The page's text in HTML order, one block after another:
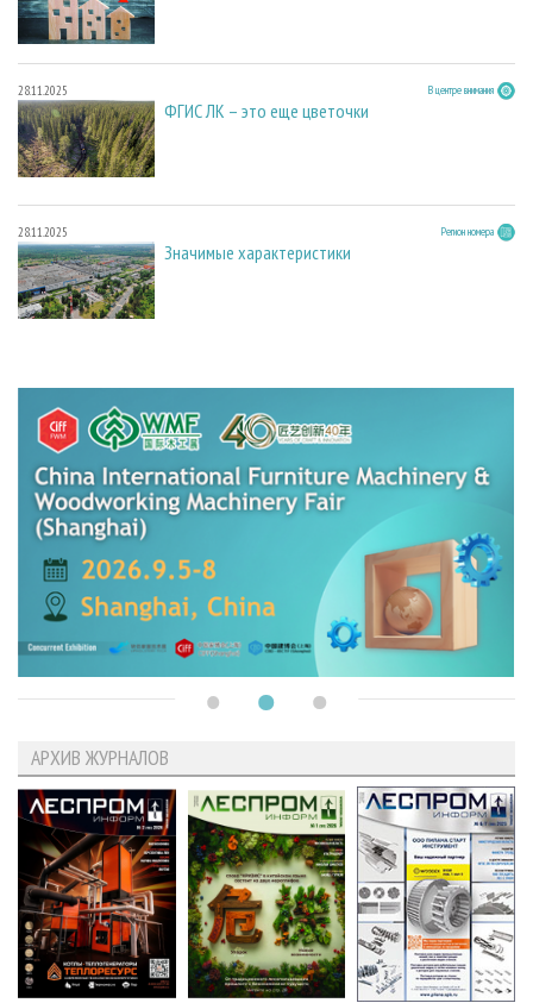
28.11.2025 В центре внимания
ФГИС ЛК – это еще цветочки
28.11.2025 Регион номера
Значимые характеристики
АРХИВ ЖУРНАЛОВ